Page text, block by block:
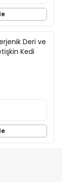
Deri ve
Kedi